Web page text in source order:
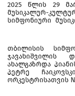
2025 წლის 29
მუსიკალურ-
სიმფონიური
თბილისის
ახალგაზრდა
პეტრე
ორკესტრისათვის